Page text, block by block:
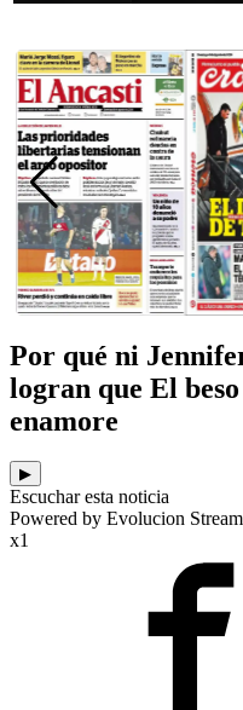
Por qué ni
logran que El
enamore
▶
Escuchar esta noticia
Powered by Evolucion
x1